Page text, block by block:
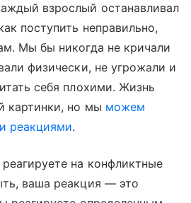
взрослый останавливал
поступить неправильно,
Мы бы никогда не кричали
физически, не угрожали и
себя плохими. Жизнь
картинки, но мы можем
реакциями.
на конфликтные
ваша реакция — это